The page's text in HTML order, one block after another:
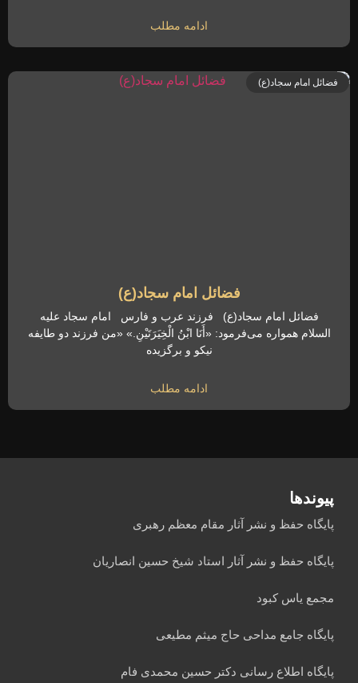
ادامه مطلب
فضائل امام سجاد(ع)
فضائل امام سجاد(ع)
فضائل امام سجاد(ع) فرزند عرب و فارس امام سجاد علیه
السلام همواره می‌فرمود: «أَنَا ابْنُ الْخِیَرَتَیْنِ.» «من فرزند دو طایفه
نیکو و برگزیده
ادامه مطلب
پیوندها
پایگاه حفظ و نشر آثار مقام معظم رهبری
پایگاه حفظ و نشر آثار استاد شیخ حسین انصاریان
مجمع یاس کبود
پایگاه جامع مداحی حاج میثم مطیعی
پایگاه اطلاع رسانی دکتر حسین محمدی فام